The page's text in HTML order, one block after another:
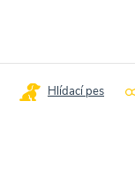
Hlídací pes